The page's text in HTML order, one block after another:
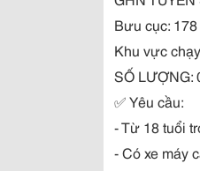
Bưu cục:
Khu vực
SỐ LƯỢNG:
✅Yêu cầu:
- Từ 18 tuổi
- Có xe máy